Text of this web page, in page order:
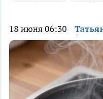
18 июня 06:30